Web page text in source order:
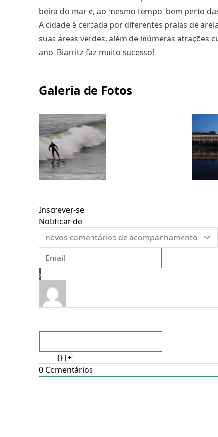
beira do mar e, ao mesmo tempo, bem perto
A cidade é cercada por diferentes praias de
suas áreas verdes, além de inúmeras
ano, Biarritz faz muito sucesso!
Galeria de Fotos
Inscrever-se
Notificar de
{} [+]
0 Comentários